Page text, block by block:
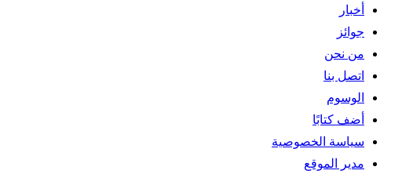
أخبار
جوائز
من نحن
اتصل بنا
الوسوم
أضف كتابًا
سياسة الخصوصية
مدير الموقع